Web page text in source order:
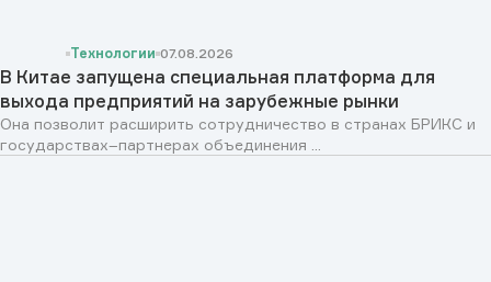
Технологии 07.08.2026
В Китае запущена специальная платформа для
выхода предприятий на зарубежные рынки
Она позволит расширить сотрудничество в странах БРИКС и
государствах–партнерах объединения ...